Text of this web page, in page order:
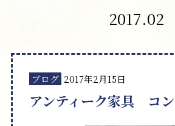
2017.02
ブログ 2017年2月15日
アンティーク家具 コ